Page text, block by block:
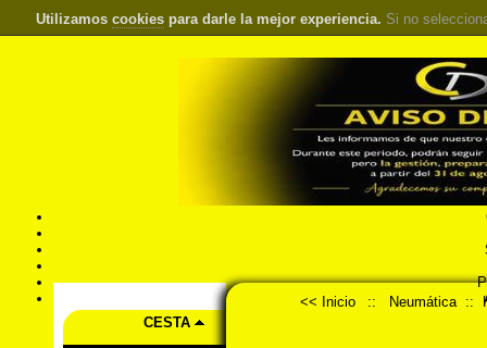
Utilizamos cookies para darle la mejor experiencia. Si no
CESTA
<< Inicio :: Neumática ::